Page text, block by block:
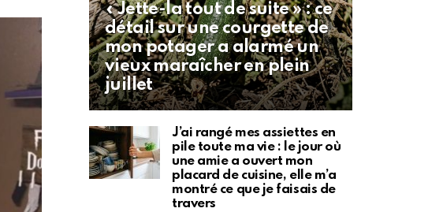
« Jette-la tout de suite » : ce
détail sur une courgette de
mon potager a alarmé un
vieux maraîcher en plein
juillet
J’ai rangé mes assiettes en
pile toute ma vie : le jour où
une amie a ouvert mon
placard de cuisine, elle m’a
montré ce que je faisais de
travers